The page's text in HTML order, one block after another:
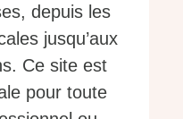
depuis les
jusqu’aux
Ce site est
pour toute